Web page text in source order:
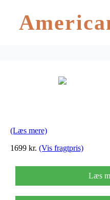
(Læs mere)
1699 kr. (Vis fragtpris)
Læs